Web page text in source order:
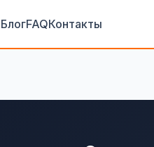
БлогFAQКонтакты